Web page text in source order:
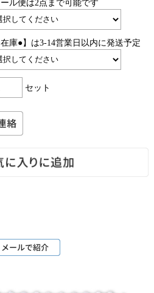
ール便は2点まで可能です
在庫●】は3-14営業日以内に発送予定
セット